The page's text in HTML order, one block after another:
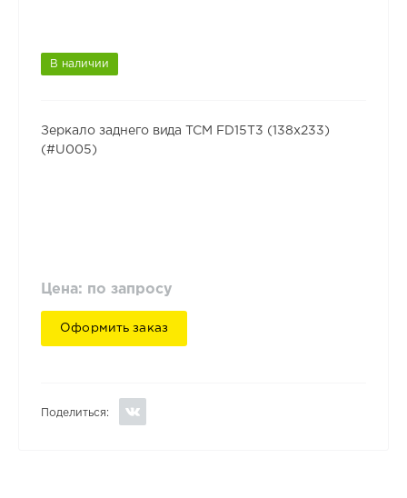
В наличии
Зеркало заднего вида TCM FD15T3 (138x233)
(#U005)
Цена: по запросу
Оформить заказ
Поделиться: